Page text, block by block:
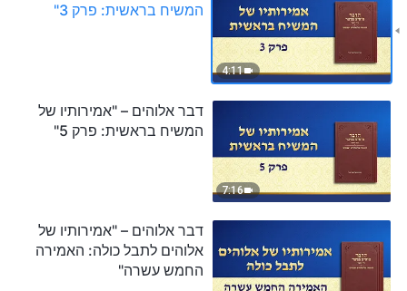
4:11
המשיח בראשית: פרק 3"
7:16
דבר אלוהים – "אמירותיו של
המשיח בראשית: פרק 5"
דבר אלוהים – "אמירותיו של
אלוהים לתבל כולה: האמירה
החמש עשרה"